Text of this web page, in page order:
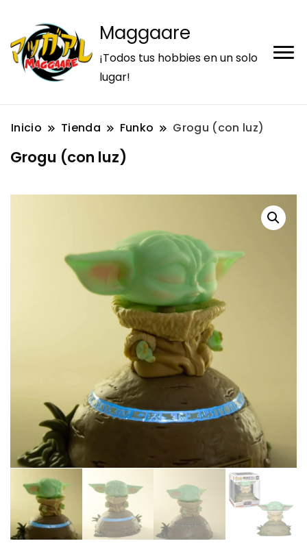
Maggaare
¡Todos tus hobbies en un solo
lugar!
Inicio Tienda Funko Grogu (con luz)
Grogu (con luz)